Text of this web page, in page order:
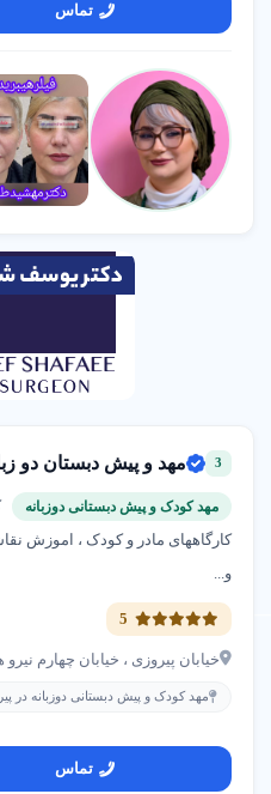
تماس
3 مهد و پیش دبستان دو
مهد کودک و پیش دبستانی دوزبانه
کارگاههای مادر و کودک ، اموزش
و...
خیابان پیروزی ، خیابان چهارم نیرو هوایی
مهد کودک و پیش دبستانی دوزبانه در
تماس